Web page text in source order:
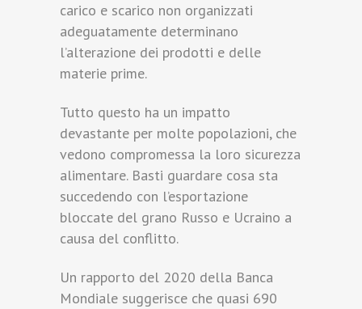
carico e scarico non organizzati
adeguatamente determinano
l’alterazione dei prodotti e delle
materie prime.
Tutto questo ha un impatto
devastante per molte popolazioni, che
vedono compromessa la loro sicurezza
alimentare. Basti guardare cosa sta
succedendo con l’esportazione
bloccate del grano Russo e Ucraino a
causa del conflitto.
Un rapporto del 2020 della Banca
Mondiale suggerisce che quasi 690